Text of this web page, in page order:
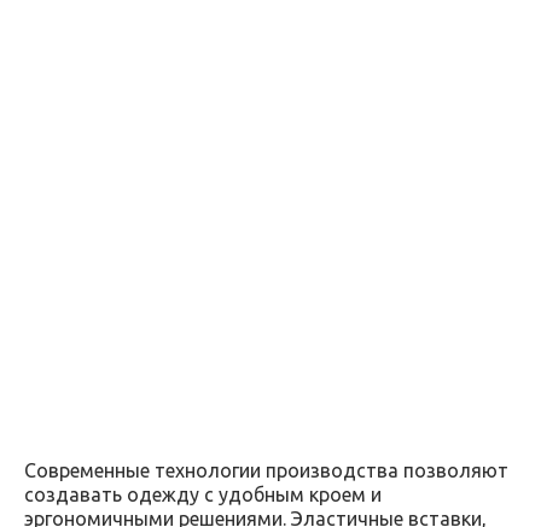
Современные технологии производства позволяют
создавать одежду с удобным кроем и
эргономичными решениями. Эластичные вставки,